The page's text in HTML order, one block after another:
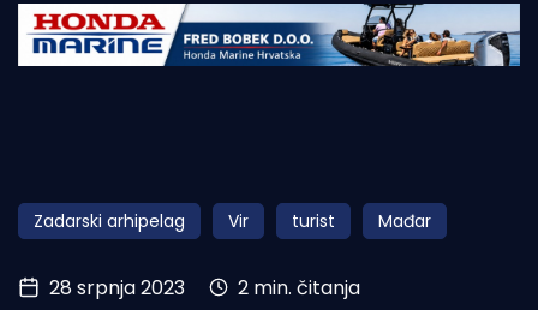
Početna
Obala
Otoci
Turizam i nautika
Zadarski arhipelag Vir turist Mađar
28 srpnja 2023 2 min. čitanja